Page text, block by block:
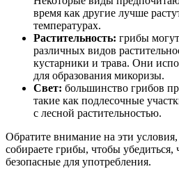
время как другие лучше
температурах.
Растительность: грибы
различных видов
кустарники и трава. Они
для образования микоризы.
Свет: большинство грибов
такие как подлесочные
с лесной растительностью.
Обратите внимание на эти
собираете грибы, чтобы
безопасные для употребления.